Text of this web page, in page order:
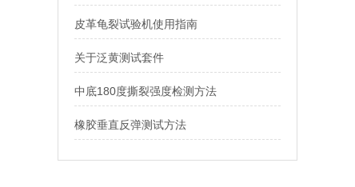
皮革龟裂试验机使用指南
关于泛黄测试套件
中底180度撕裂强度检测方法
橡胶垂直反弹测试方法